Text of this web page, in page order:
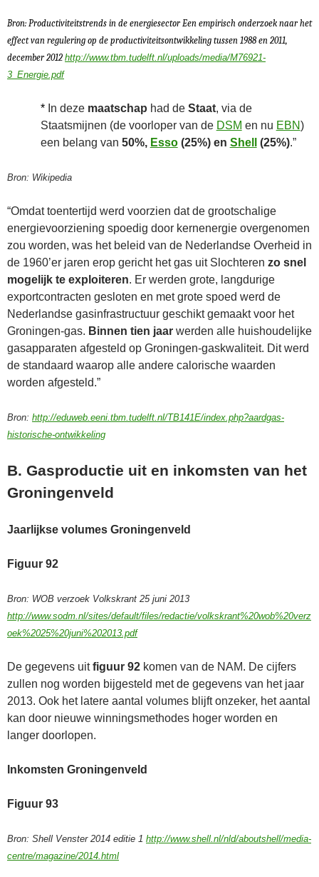
Bron: Productiviteitstrends in de energiesector Een empirisch onderzoek naar het
effect van regulering op de productiviteitsontwikkeling tussen 1988 en 2011,
december 2012 http://www.tbm.tudelft.nl/uploads/media/M76921-
3_Energie.pdf
* In deze maatschap had de Staat, via de
Staatsmijnen (de voorloper van de DSM en nu EBN)
een belang van 50%, Esso(25%) en Shell (25%).”
Bron: Wikipedia
“Omdat toentertijd werd voorzien dat de grootschalige
energievoorziening spoedig door kernenergie overgenomen
zou worden, was het beleid van de Nederlandse Overheid in
de 1960’er jaren erop gericht het gas uit Slochteren zo snel
mogelijk te exploiteren. Er werden grote, langdurige
exportcontracten gesloten en met grote spoed werd de
Nederlandse gasinfrastructuur geschikt gemaakt voor het
Groningen-gas. Binnen tien jaar werden alle huishoudelijke
gasapparaten afgesteld op Groningen-gaskwaliteit. Dit werd
de standaard waarop alle andere calorische waarden
worden afgesteld.”
Bron: http://eduweb.eeni.tbm.tudelft.nl/TB141E/index.php?aardgas-
historische-ontwikkeling
B. Gasproductie uit en inkomsten van het
Groningenveld
Jaarlijkse volumes Groningenveld
Figuur 92
Bron: WOB verzoek Volkskrant 25 juni 2013
http://www.sodm.nl/sites/default/files/redactie/volkskrant%20wob%20verz
oek%2025%20juni%202013.pdf
De gegevens uitfiguur 92 komen van de NAM. De cijfers
zullen nog worden bijgesteld met de gegevens van het jaar
2013. Ook het latere aantal volumes blijft onzeker, het aantal
kan door nieuwe winningsmethodes hoger worden en
langer doorlopen.
Inkomsten Groningenveld
Figuur 93
Bron: Shell Venster 2014 editie 1 http://www.shell.nl/nld/aboutshell/media-
centre/magazine/2014.html